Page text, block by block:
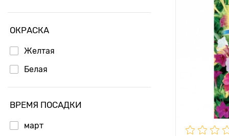
ОКРАСКА
Желтая
Белая
ВРЕМЯ ПОСАДКИ
март